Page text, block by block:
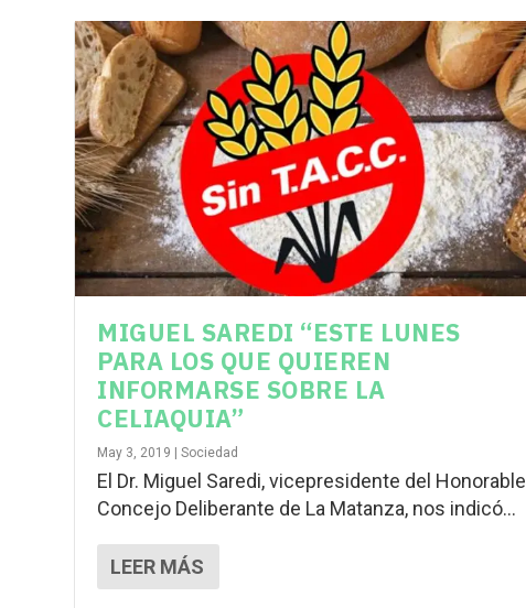
MIGUEL SAREDI “ESTE LUNES
PARA LOS QUE QUIEREN
INFORMARSE SOBRE LA
CELIAQUIA”
May 3, 2019 |Sociedad
El Dr. Miguel Saredi, vicepresidente del Honorable
Concejo Deliberante de La Matanza, nos indicó...
LEER MÁS